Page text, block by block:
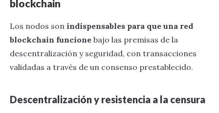
blockchain
Los nodos son indispensables para que una red
blockchain funcione bajo las premisas de la
descentralización y seguridad, con transacciones
validadas a través de un consenso prestablecido.
Descentralización y resistencia a la censura